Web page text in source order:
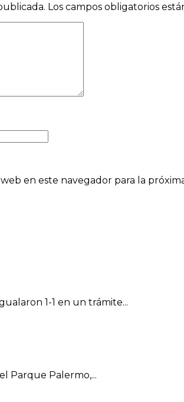
Los campos obligatorios
en este navegador para la
1-1 en un trámite...
Parque Palermo,...